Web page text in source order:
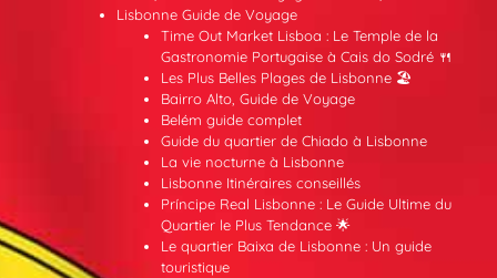
Lisbonne Guide de Voyage
Time Out Market Lisboa : Le Temple de la
Gastronomie Portugaise à Cais do Sodré 🍴
Les Plus Belles Plages de Lisbonne 🏖️
Bairro Alto, Guide de Voyage
Belém guide complet
Guide du quartier de Chiado à Lisbonne
La vie nocturne à Lisbonne
Lisbonne Itinéraires conseillés
Príncipe Real Lisbonne : Le Guide Ultime du
Quartier le Plus Tendance 🌟
Le quartier Baixa de Lisbonne : Un guide
touristique